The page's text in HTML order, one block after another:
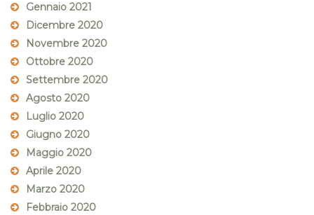
Gennaio 2021
Dicembre 2020
Novembre 2020
Ottobre 2020
Settembre 2020
Agosto 2020
Luglio 2020
Giugno 2020
Maggio 2020
Aprile 2020
Marzo 2020
Febbraio 2020